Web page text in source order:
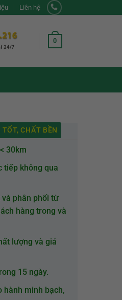
Liên hệ
0
CHẤT BỀN
30km
tiếp không qua
và phân phối từ
hàng trong và
lượng và giá
15 ngày.
hành minh bạch,